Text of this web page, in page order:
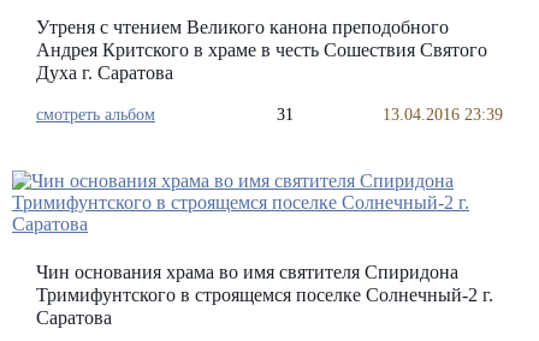
Утреня с чтением Великого канона преподобного
Андрея Критского в храме в честь Сошествия Святого
Духа г. Саратова
смотреть альбом 31 13.04.2016 23:39
Чин основания храма во имя святителя Спиридона
Тримифунтского в строящемся поселке Солнечный-2 г.
Саратова